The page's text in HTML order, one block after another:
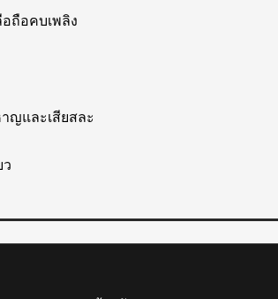
ถือคบเพลิง
ญและเสียสละ